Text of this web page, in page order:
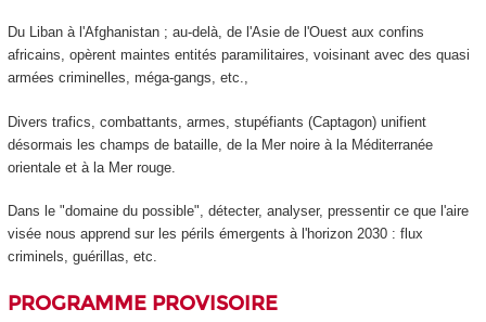
Du Liban à l'Afghanistan ; au-delà, de l'Asie de l'Ouest aux confins
africains, opèrent maintes en­tités paramilitaires, voisinant avec des quasi
armées criminelles, méga-gangs, etc.,
Divers trafics, combattants, armes, stupéfiants (Captagon) unifient
désormais les champs de bataille, de la Mer noire à la Méditerranée
orientale et à la Mer rouge.
Dans le "domaine du possible", détecter, analyser, pressentir ce que l'aire
visée nous ap­prend sur les périls émergents à l'horizon 2030 : flux
criminels, guérillas, etc.
PROGRAMME PROVISOIRE